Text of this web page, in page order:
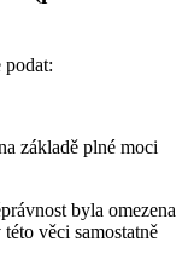
podat:
základě plné moci
byla omezena
věci samostatně